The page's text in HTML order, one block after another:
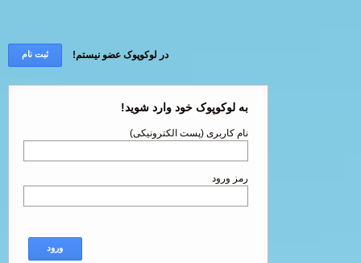
ثبت نام در لوکوپوک عضو نیستم!
به لوکوپوک خود وارد شوید!
نام کاربری (پست الکترونیکی)
رمز ورود
ورود